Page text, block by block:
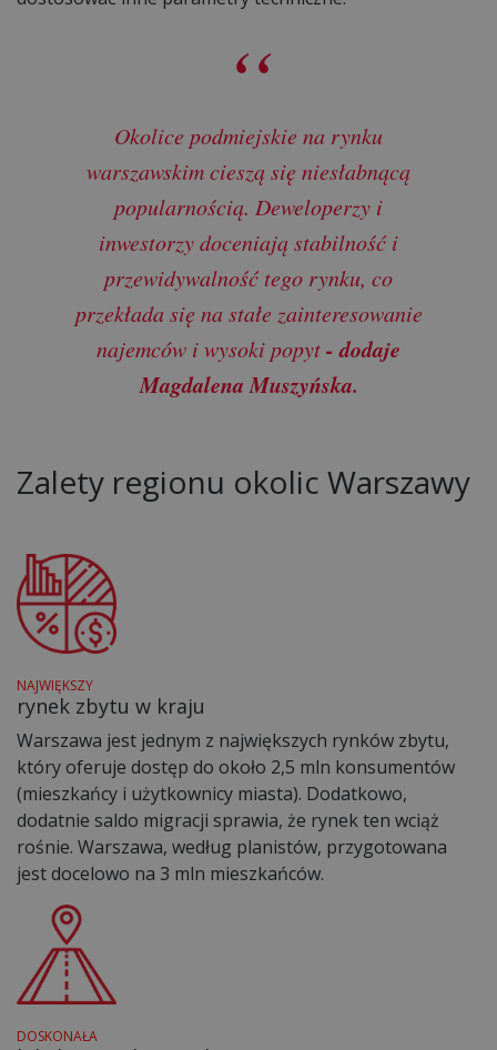
Okolice podmiejskie na rynku
warszawskim cieszą się niesłabnącą
popularnością. Deweloperzy i
inwestorzy doceniają stabilność i
przewidywalność tego rynku, co
przekłada się na stałe zainteresowanie
najemców i wysoki popyt- dodaje
Magdalena Muszyńska.
Zalety regionu okolic Warszawy
NAJWIĘKSZY
rynek zbytu w kraju
Warszawa jest jednym z największych rynków zbytu,
który oferuje dostęp do około 2,5 mln konsumentów
(mieszkańcy i użytkownicy miasta). Dodatkowo,
dodatnie saldo migracji sprawia, że rynek ten wciąż
rośnie. Warszawa, według planistów, przygotowana
jest docelowo na 3 mln mieszkańców.
DOSKONAŁA